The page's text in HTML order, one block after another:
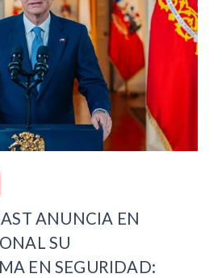
ANUNCIA EN
SU
EN SEGURIDAD: